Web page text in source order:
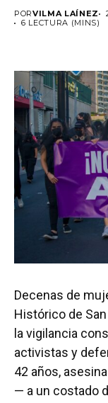
PORVILMA LAÍNEZ
6 LECTURA (MINS)
Decenas de
Histórico de
la vigilancia
activistas y
42 años,
— a un costado